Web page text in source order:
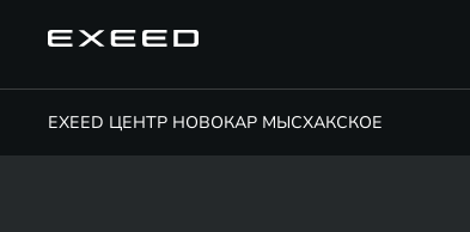
EXEED ЦЕНТР НОВОКАР МЫСХАКСКОЕ